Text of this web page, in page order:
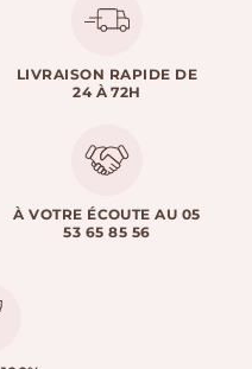
LIVRAISON RAPIDE DE
24 À 72H
À VOTRE ÉCOUTE AU 05
53 65 85 56